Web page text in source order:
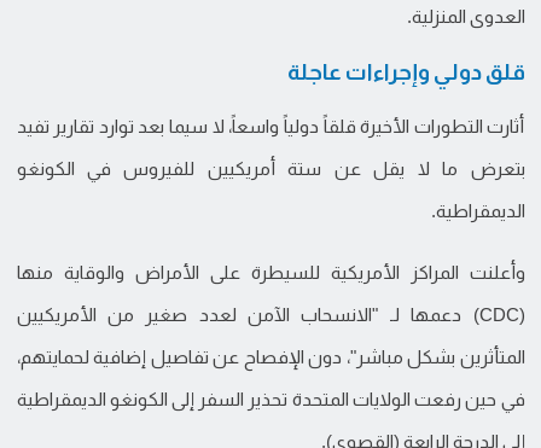
العدوى المنزلية.
قلق دولي وإجراءات عاجلة
أثارت التطورات الأخيرة قلقاً دولياً واسعاً، لا سيما بعد توارد تقارير تفيد
بتعرض ما لا يقل عن ستة أمريكيين للفيروس في الكونغو
الديمقراطية.
وأعلنت المراكز الأمريكية للسيطرة على الأمراض والوقاية منها
(CDC) دعمها لـ "الانسحاب الآمن لعدد صغير من الأمريكيين
المتأثرين بشكل مباشر"، دون الإفصاح عن تفاصيل إضافية لحمايتهم،
في حين رفعت الولايات المتحدة تحذير السفر إلى الكونغو الديمقراطية
إلى الدرجة الرابعة (القصوى).